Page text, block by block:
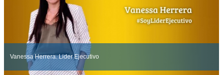
Vanessa Herrera. Lider Ejecutivo